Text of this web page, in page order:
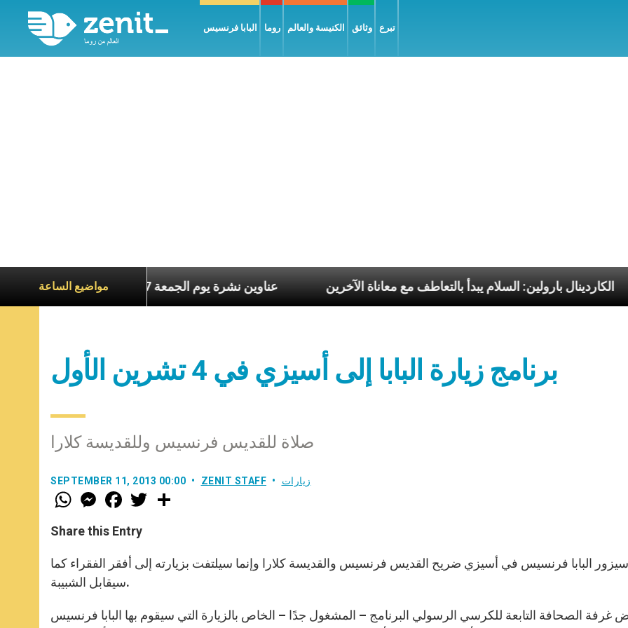
البابا فرنسيس روما الكنيسة والعالم وثائق تبرع
مواضيع الساعةعناوين نشرة يوم الجمعة 7 آب 2026: السلام يُبنى بصبر يومًا بعد يوم الكاردينال بارولين: السلام يبدأ بالتعاطف مع معاناة الآخرين
برنامج زيارة البابا إلى أسيزي في 4 تشرين الأول
صلاة للقديس فرنسيس وللقديسة كلارا
SEPTEMBER 11, 2013 00:00 ZENIT STAFF زيارات
W
h
t
s
p
p
M
e
s
e
g
e
r
F
a
e
b
o
k
w
r
Share this Entry
سيزور البابا فرنسيس في أسيزي ضريح القديس فرنسيس والقديسة كلارا وإنما سيلتفت بزيارته إلى أفقر الفقراء كما
سيقابل الشبيبة.
غرفة الصحافة التابعة للكرسي الرسولي البرنامج – المشغول جدًا – الخاص بالزيارة التي سيقوم بها البابا فرنسيس